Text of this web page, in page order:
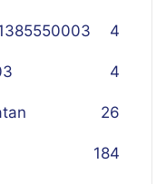
4
4
26
184